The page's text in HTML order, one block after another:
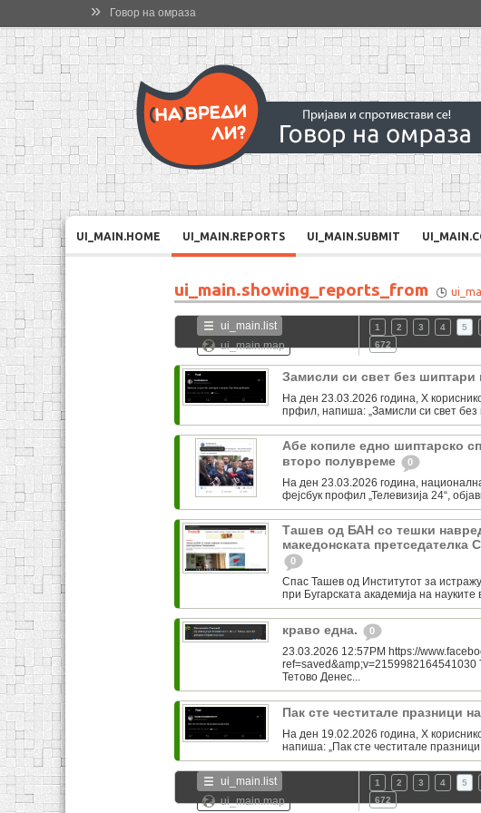
» Говор на омраза
UI_MAIN.HOME UI_MAIN.REPORTS UI_MAIN.SUBMIT
ui_main.showing_reports_from
ui_main.list
ui_main.map
1 2 3 4 5
672
Замисли си свет без шиптари
На ден 23.03.2026 година, Х
прфил, напиша: „Замисли си свет без
Абе копиле едно шиптарско
второ полувреме
0
На ден 23.03.2026 година,
фејсбук профил „Телевизија 24“,
Ташев од БАН со тешки
македонската претседателка
0
Спас Ташев од Институтот за
при Бугарската академија на науките
краво една. 0
23.03.2026 12:57PM https://
ref=saved&amp;v=2159982164541030
Тетово Денес...
Пак сте честитале празници
На ден 19.02.2026 година, Х
напиша: „Пак сте честитале празници
ui_main.list
ui_main.map
1 2 3 4 5
672